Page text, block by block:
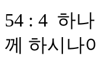
54 : 4 하
께 하시나